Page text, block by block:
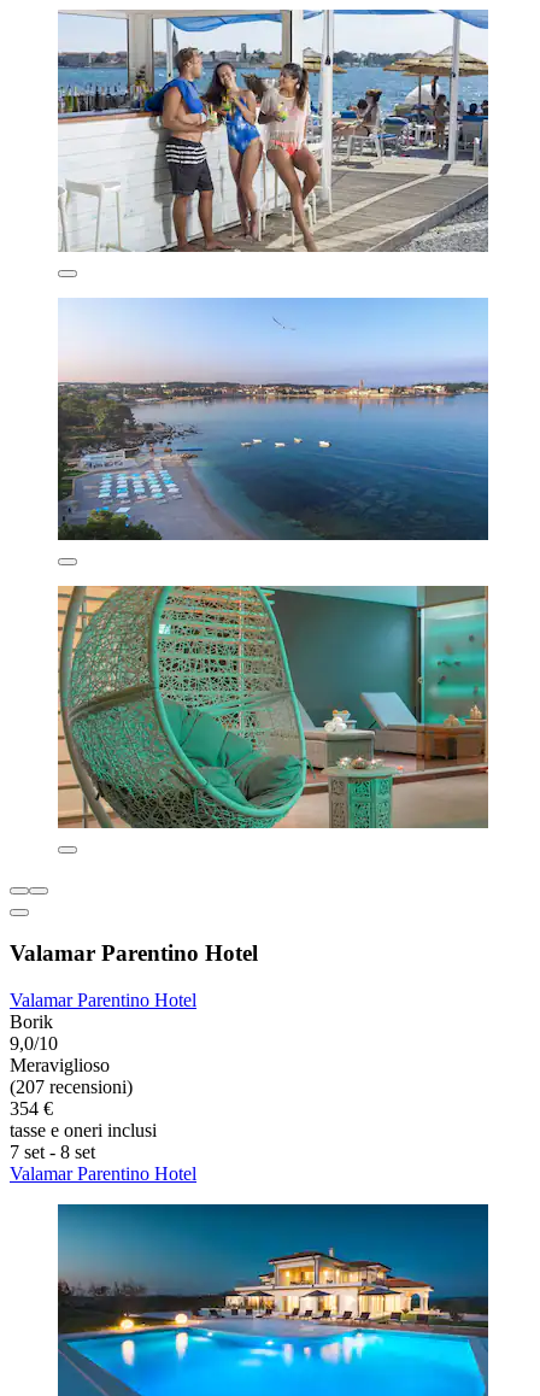
Valamar Parentino Hotel
Valamar Parentino Hotel
Borik
9,0/10
Meraviglioso
(207 recensioni)
354 €
tasse e oneri inclusi
7 set - 8 set
Valamar Parentino Hotel